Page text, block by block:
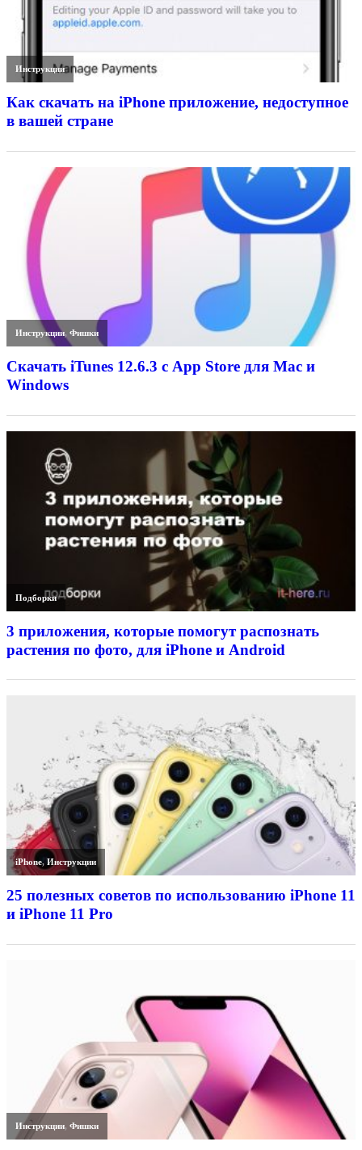
Инструкции
Как скачать на iPhone приложение, недоступное
в вашей стране
Инструкции,Фишки
Скачать iTunes 12.6.3 с App Store для Mac и
Windows
Подборки
3 приложения, которые помогут распознать
растения по фото, для iPhone и Android
iPhone,Инструкции
25 полезных советов по использованию iPhone 11
и iPhone 11 Pro
Инструкции,Фишки